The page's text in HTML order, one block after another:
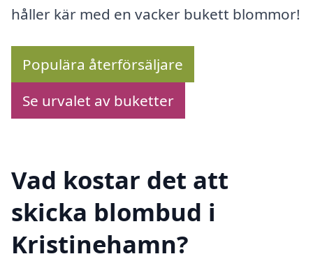
håller kär med en vacker bukett blommor!
Populära återförsäljare
Se urvalet av buketter
Vad kostar det att
skicka blombud i
Kristinehamn?